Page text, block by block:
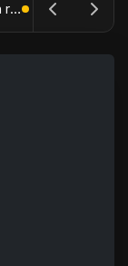
The Batman : Part II – Robert Pattinson replonge dans les ténèbres de Gotham dès octobre 2027